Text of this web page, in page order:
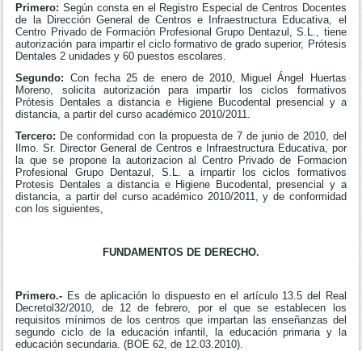
Primero: Según consta en el Registro Especial de Centros Docentes
de la Dirección General de Centros e Infraestructura Educativa, el
Centro Privado de Formación Profesional Grupo Dentazul, S.L., tiene
autorización para impartir el ciclo formativo de grado superior, Prótesis
Dentales 2 unidades y 60 puestos escolares.
Segundo: Con fecha 25 de enero de 2010, Miguel Ángel Huertas
Moreno, solicita autorización para impartir los ciclos formativos
Prótesis Dentales a distancia e Higiene Bucodental presencial y a
distancia, a partir del curso académico 2010/2011.
Tercero: De conformidad con la propuesta de 7 de junio de 2010, del
Ilmo. Sr. Director General de Centros e Infraestructura Educativa, por
la que se propone la autorizacion al Centro Privado de Formacion
Profesional Grupo Dentazul, S.L. a irnpartir los ciclos formativos
Protesis Dentales a distancia e Higiene Bucodental, presencial y a
distancia, a partir del curso académico 2010/2011, y de conformidad
con los siguientes,
FUNDAMENTOS DE DERECHO.
Primero.- Es de aplicación lo dispuesto en el artículo 13.5 del Real
Decretol32/2010, de 12 de febrero, por el que se establecen los
requisitos mínimos de los centros que impartan las enseñanzas del
segundo ciclo de la educación infantil, la educación primaria y la
educación secundaria. (BOE 62, de 12.03.2010).